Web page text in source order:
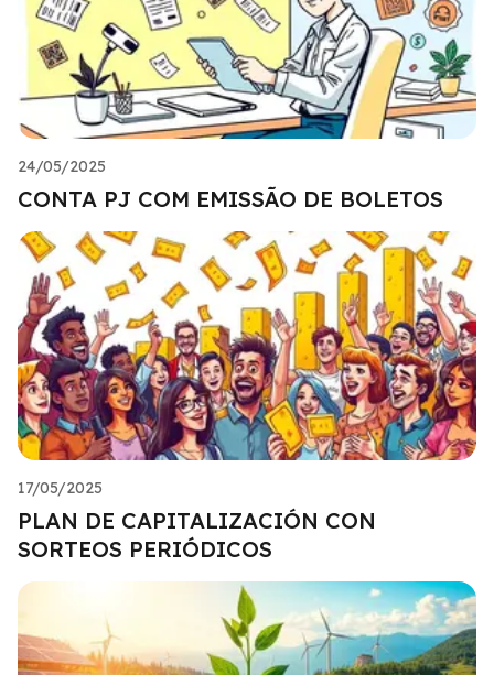
24/05/2025
CONTA PJ COM EMISSÃO DE BOLETOS
17/05/2025
PLAN DE CAPITALIZACIÓN CON
SORTEOS PERIÓDICOS